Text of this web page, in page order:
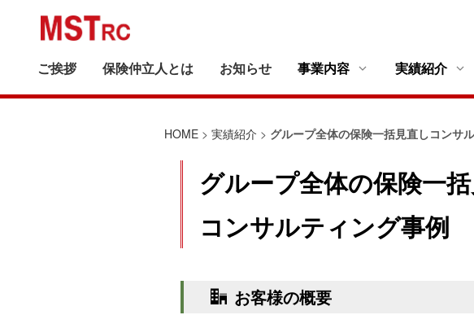
ご挨拶 保険仲立人とは お知らせ 事業内容
保険契約の
保険プログ
独立行政法
険手配
実績紹介
グループ全
海外保険手
新設独立行
太陽光発電
HOME > 実績紹介 > グループ全体の保険一括見直しコンサ
グループ全体の保険一
コンサルティング事例
お客様の概要